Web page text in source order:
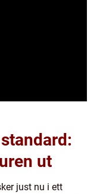
ut
just nu i ett